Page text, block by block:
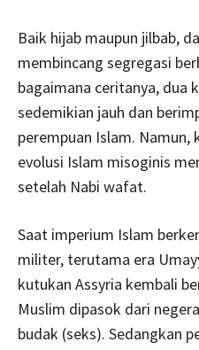
Baik hijab maupun jilbab,
membincang segregasi
bagaimana ceritanya, dua
sedemikian jauh dan
perempuan Islam.
evolusi Islam misoginis
setelah Nabi wafat.
Saat imperium Islam
militer, terutama era
kutukan Assyria kembali
Muslim dipasok dari
budak (seks). Sedangkan